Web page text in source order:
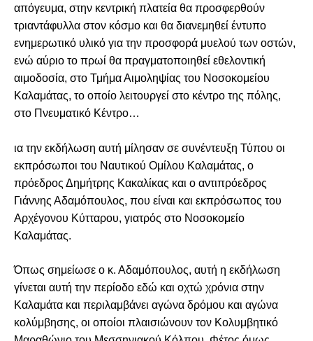
απόγευμα, στην κεντρική πλατεία θα προσφερθούν
τριαντάφυλλα στον κόσμο και θα διανεμηθεί έντυπο
ενημερωτικό υλικό για την προσφορά μυελού των οστών,
ενώ αύριο το πρωί θα πραγματοποιηθεί εθελοντική
αιμοδοσία, στο Τμήμα Αιμοληψίας του Νοσοκομείου
Καλαμάτας, το οποίο λειτουργεί στο κέντρο της πόλης,
στο Πνευματικό Κέντρο…
ια την εκδήλωση αυτή μίλησαν σε συνέντευξη Τύπου οι
εκπρόσωποι του Ναυτικού Ομίλου Καλαμάτας, ο
πρόεδρος Δημήτρης Κακαλίκας και ο αντιπρόεδρος
Γιάννης Αδαμόπουλος, που είναι και εκπρόσωπος του
Αρχέγονου Κύτταρου, γιατρός στο Νοσοκομείο
Καλαμάτας.
Όπως σημείωσε ο κ. Αδαμόπουλος, αυτή η εκδήλωση
γίνεται αυτή την περίοδο εδώ και οχτώ χρόνια στην
Καλαμάτα και περιλαμβάνει αγώνα δρόμου και αγώνα
κολύμβησης, οι οποίοι πλαισιώνουν τον Κολυμβητικό